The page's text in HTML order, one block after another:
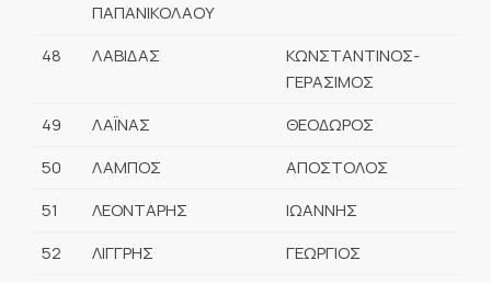
ΠΑΠΑΝΙΚΟΛΑΟΥ
48 ΛΑΒΙΔΑΣ
ΚΩΝΣΤΑΝΤΙΝΟΣ-
ΓΕΡΑΣΙΜΟΣ
49
ΛΑΪΝΑΣ
ΘΕΟΔΩΡΟΣ
50
ΛΑΜΠΟΣ
ΑΠΟΣΤΟΛΟΣ
51
ΛΕΟΝΤΑΡΗΣ
ΙΩΑΝΝΗΣ
52
ΛΙΓΓΡΗΣ
ΓΕΩΡΓΙΟΣ